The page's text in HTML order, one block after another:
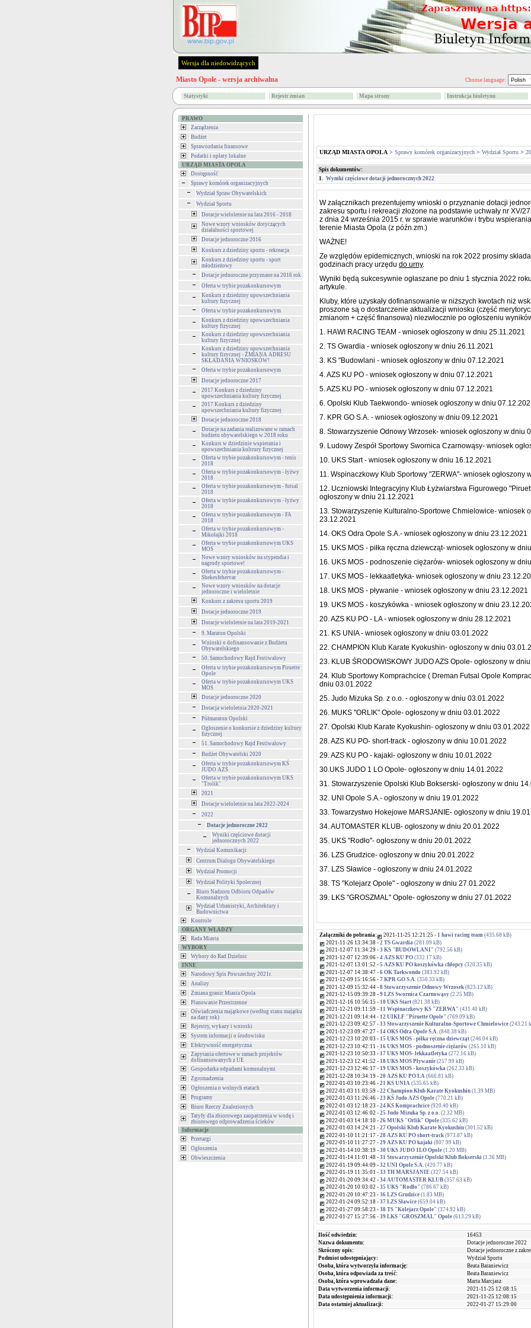
Wersja dla niedowidzących
Miasto Opole - wersja archiwalna Choose language:
Statystyki Rejestr zmian Mapa strony Instrukcja biuletynu
PRAWO
Zarządzenia
Budżet
Sprawozdania finansowe
Podatki i opłaty lokalne
URZĄD MIASTA OPOLA
Dostępność
Sprawy komórek organizacyjnych
Wydział Spraw Obywatelskich
Wydział Sportu
Dotacje wieloletnie na lata 2016 - 2018
Nowe wzory wniosków dotyczących
działalności sportowej
Dotacje jednoroczne 2016
Konkurs z dziedziny sportu - rekreacja
Konkurs z dziedziny sportu - sport
młodzieżowy
Dotacje jednoroczne przyznane na 2016 rok
Oferta w trybie pozakonkursowym
Konkurs z dziedziny upowszechniania
kultury fizycznej
Oferta w trybie pozakonkursowym
Konkurs z dziedziny upowszechniania
kultury fizycznej
Konkurs z dziedziny upowszechniania
kultury fizycznej
Konkurs z dziedziny upowszechniania
kultury fizycznej - ZMIANA ADRESU
SKŁADANIA WNIOSKÓW!
Oferta w trybie pozakonkursowym
Dotacje jednoroczne 2017
2017 Konkurs z dziedziny
upowszechniania kultury fizycznej
2017 Konkurs z dziedziny
upowszechniania kultury fizycznej
Dotacje jednoroczne 2018
Dotacje na zadania realizowane w ramach
budżetu obywatelskiego w 2018 roku
Konkurs w dziedzinie wspierania i
upowszechniania kultrury fizycznej
Oferta w trybie pozakonkursowym - tenis
2018
Oferta w trybie pozakonkursowym - łyżwy
2018
Oferta w trybie pozakonkursowym - futsal
2018
Oferta w trybie pozakonkursowym - łyżwy
2018
Oferta w trybie pozakonkursowym - FA
2018
Oferta w trybie pozakonkursowym -
Mikołajki 2018
Oferta w trybie pozakonkursowym UKS
MOS
Nowe wzory wniosków na stypendia i
nagrody sportowe!
Oferta w trybie pozakonkursowym -
Shekesfehervar
Nowe wzory wniosków na dotacje
jednoroczne i wieloletnie
Konkurs z zakresu sportu 2019
Dotacje jednoroczne 2019
Dotacje wieloletnie na lata 2019-2021
9. Maraton Opolski
Wnioski o dofinansowanie z Budżetu
Obywatelskiego
50. Samochodowy Rajd Festiwalowy
Oferta w trybie pozakonkursowym Piruette
Opole
Oferta w trybie pozakonkursowym UKS
MOS
Dotacje jednoroczne 2020
Dotacja wieloletnia 2020-2021
Półmaraton Opolski
Ogłoszenie o konkursie z dziedziny kultury
fizycznej
51. Samochodowy Rajd Festiwalowy
Budżet Obywatelski 2020
Oferta w trybie pozakonkursowym KŚ
JUDO AZS
Oferta w trybie pozakonkursowym UKS
"Trolik"
2021
Dotacje wieloletnie na lata 2022-2024
2022
Dotacje jednoroczne 2022
Wyniki częściowe dotacji
jednorocznych 2022
Wydział Komunikacji
Centrum Dialogu Obywatelskiego
Wydział Promocji
Wydział Polityki Społecznej
Biuro Nadzoru Odbioru Odpadów
Komunalnych
Wydział Urbanistyki, Architektury i
Budownictwa
Kontrole
ORGANY WŁADZY
Rada Miasta
WYBORY
Wybory do Rad Dzielnic
INNE
Narodowy Spis Powszechny 2021r.
Analizy
Zmiana granic Miasta Opola
Planowanie Przestrzenne
Oświadczenia majątkowe (według stanu majątku
na dany rok)
Rejestry, wykazy i wnioski
System informacji o środowisku
Efektywność energetyczna
Zapytania ofertowe w ramach projektów
dofinansowanych z UE
Gospodarka odpadami komunalnymi
Zgromadzenia
Ogłoszenia o wolnych etatach
Programy
Biuro Rzeczy Znalezionych
Tatyfy dla zbiorowego zaopatrzenia w wodę i
zbiorowego odprowadzenia ścieków
Informacje
Przetargi
Ogłoszenia
Obwieszczenia
URZĄD MIASTA OPOLA > Sprawy komórek organizacyjnych > Wydział Sportu >
Spis dokumentów:
1. Wyniki częściowe dotacji jednorocznych 2022
W załącznikach prezentujemy wnioski o przyznanie dotacji
zakresu sportu i rekreacji złożone na podstawie uchwały nr XV/
z dnia 24 września 2015 r. w sprawie warunków i trybu
terenie Miasta Opola (z późn.zm.)
WAŻNE!
Ze względów epidemicznych, wnioski na rok 2022 prosimy
godzinach pracy urzędu do urny.
Wyniki będą sukcesywnie ogłaszane po dniu 1 stycznia 2022
artykule.
Kluby, które uzyskały dofinansowanie w niższych kwotach niż
proszone są o dostarczenie aktualizacji wniosku (część
zmianom + część finansowa) niezwłocznie po ogłoszeniu
1. HAWI RACING TEAM - wniosek ogłoszony w dniu 25.11.2021
2. TS Gwardia - wniosek ogłoszony w dniu 26.11.2021
3. KS "Budowlani - wniosek ogłoszony w dniu 07.12.2021
4. AZS KU PO - wniosek ogłoszony w dniu 07.12.2021
5. AZS KU PO - wniosek ogłoszony w dniu 07.12.2021
6. Opolski Klub Taekwondo- wniosek ogłoszony w dniu
7. KPR GO S.A. - wniosek ogłoszony w dniu 09.12.2021
8. Stowarzyszenie Odnowy Wrzosek- wniosek ogłoszony w dniu
9. Ludowy Zespół Sportowy Swornica Czarnowąsy- wniosek
10. UKS Start - wniosek ogłoszony w dniu 16.12.2021
11. Wspinaczkowy Klub Sportowy "ZERWA"- wniosek ogłoszony
12. Uczniowski Integracyjny Klub Łyżwiarstwa Figurowego
ogłoszony w dniu 21.12.2021
13. Stowarzyszenie Kulturalno-Sportowe Chmielowice- wniosek
23.12.2021
14. OKS Odra Opole S.A.- wniosek ogłoszony w dniu 23.12.2021
15. UKS MOS - piłka ręczna dziewcząt- wniosek ogłoszony w
16. UKS MOS - podnoszenie ciężarów- wniosek ogłoszony w
17. UKS MOS - lekkaatletyka- wniosek ogłoszony w dniu
18. UKS MOS - pływanie - wniosek ogłoszony w dniu 23.12.2021
19. UKS MOS - koszykówka - wniosek ogłoszony w dniu
20. AZS KU PO - LA - wniosek ogłoszony w dniu 28.12.2021
21. KS UNIA - wniosek ogłoszony w dniu 03.01.2022
22. CHAMPION Klub Karate Kyokushin- ogłoszony w dniu
23. KLUB ŚRODOWISKOWY JUDO AZS Opole- ogłoszony w
24. Klub Sportowy Komprachcice ( Dreman Futsal Opole
dniu 03.01.2022
25. Judo Mizuka Sp. z o.o. - ogłoszony w dniu 03.01.2022
26. MUKS "ORLIK" Opole- ogłoszony w dniu 03.01.2022
27. Opolski Klub Karate Kyokushin- ogłoszony w dniu 03.01.2022
28. AZS KU PO- short-track - ogłoszony w dniu 10.01.2022
29. AZS KU PO - kajaki- ogłoszony w dniu 10.01.2022
30.UKS JUDO 1 LO Opole- ogłoszony w dniu 14.01.2022
31. Stowarzyszenie Opolski Klub Bokserski- ogłoszony w dniu
32. UNI Opole S.A.- ogłoszony w dniu 19.01.2022
33. Towarzystwo Hokejowe MARSJANIE- ogłoszony w dniu
34. AUTOMASTER KLUB- ogłoszony w dniu 20.01.2022
35. UKS "Rodło"- ogłoszony w dniu 20.01.2022
36. LZS Grudzice- ogłoszony w dniu 20.01.2022
37. LZS Sławice - ogłoszony w dniu 24.01.2022
38. TS "Kolejarz Opole" - ogłoszony w dniu 27.01.2022
39. LKS "GROSZMAL" Opole- ogłoszony w dniu 27.01.2022
Załączniki do pobrania: 2021-11-25 12:21:25 - 1 hawi racing team (435.68 kB)
2021-11-26 13:34:38 - 2 TS Gwardia (281.09 kB)
2021-12-07 11:34:29 - 3 KS "BUDOWLANI" (792.56 kB)
2021-12-07 12:39:06 - 4 AZS KU PO (332.17 kB)
2021-12-07 13:01:52 - 5 AZS KU PO koszykówka chłopcy (320.35 kB)
2021-12-07 14:38:47 - 6 OK Taekwondo (383.92 kB)
2021-12-09 15:16:56 - 7 KPR GO S.A. (350.33 kB)
2021-12-09 15:32:44 - 8 Stowarzyszenie Odnowy Wrzosek (823.12 kB)
2021-12-15 09:39:28 - 9 LZS Swornica Czarnowąsy (2.25 MB)
2021-12-16 10:56:15 - 10 UKS Start (821.38 kB)
2021-12-21 09:11:59 - 11 Wspinaczkowy KS "ZERWA" (431.40 kB)
2021-12-21 09:14:44 - 12 UIKŁF "Piruette Opole" (769.09 kB)
2021-12-23 09:42:57 - 13 Stowarzyszenie Kulturalno-Sportowe Chmielowice (243.21
2021-12-23 09:47:27 - 14 OKS Odra Opole S.A. (848.38 kB)
2021-12-23 10:20:03 - 15 UKS MOS - piłka ręczna dziewcząt (246.04 kB)
2021-12-23 10:42:11 - 16 UKS MOS - podnoszenie ciężarów (265.10 kB)
2021-12-23 10:50:33 - 17 UKS MOS- lekkaatletyka (272.16 kB)
2021-12-23 12:41:52 - 18 UKS MOS Pływanie (257.99 kB)
2021-12-23 12:46:17 - 19 UKS MOS - koszykówka (262.33 kB)
2021-12-28 10:34:19 - 20 AZS KU PO LA (666.81 kB)
2022-01-03 10:23:46 - 21 KS UNIA (535.65 kB)
2022-01-03 11:03:59 - 22 Champion Klub Karate Kyokushin (1.39 MB)
2022-01-03 11:26:46 - 23 KŚ Judo AZS Opole (770.21 kB)
2022-01-03 12:18:23 - 24 KS Komprachcice (920.40 kB)
2022-01-03 12:46:02 - 25 Judo Mizuka Sp. z o.o. (2.32 MB)
2022-01-03 14:18:10 - 26 MUKS "Orlik" Opole (335.62 kB)
2022-01-03 14:24:21 - 27 Opolski Klub Karate Kyokushin (301.52 kB)
2022-01-10 11:21:17 - 28 AZS KU PO short-track (973.87 kB)
2022-01-10 11:27:27 - 29 AZS KU PO kajaki (807.99 kB)
2022-01-14 10:38:19 - 30 UKS JUDO 1LO Opole (1.20 MB)
2022-01-14 11:01:48 - 31 Stowarzyszenie Opolski Klub Bokserski (1.36 MB)
2022-01-19 09:44:09 - 32 UNI Opole S.A. (420.77 kB)
2022-01-19 11:35:01 - 33 TH MARSJANIE (327.54 kB)
2022-01-20 09:34:42 - 34 AUTOMASTER KLUB (357.63 kB)
2022-01-20 10:03:02 - 35 UKS "Rodło" (786.67 kB)
2022-01-20 10:47:23 - 36 LZS Grudzice (1.83 MB)
2022-01-24 09:52:18 - 37 LZS Sławice (659.04 kB)
2022-01-27 09:58:23 - 38 TS "Kolejarz Opole" (374.92 kB)
2022-01-27 15:27:56 - 39 LKS "GROSZMAL" Opole (613.29 kB)
Ilość odwiedzin:
16453
Nazwa dokumentu:
Dotacje jednoroczne 2022
Skrócony opis:
Dotacje jednoroczne z
Podmiot udostępniający:
Wydział Sportu
Osoba, która wytworzyła informację:
Beata Baraniewicz
Osoba, która odpowiada za treść:
Beata Baraniewicz
Osoba, która wprowadzała dane:
Marta Marcjasz
Data wytworzenia informacji:
2021-11-25 12:08:15
Data udostępnienia informacji:
2021-11-25 12:08:15
Data ostatniej aktualizacji:
2022-01-27 15:29:00